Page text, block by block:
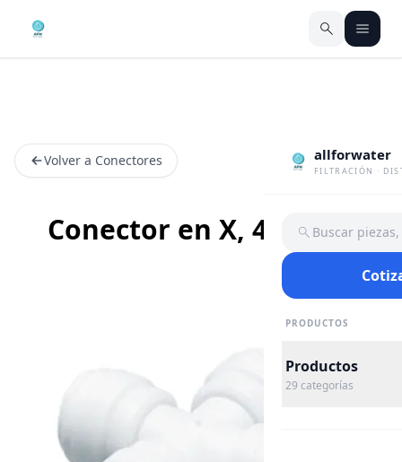
allforwater
FILTRACIÓN ·
Buscar
PRODUCTOS
Productos
29 categorías
Volver a Conectores
Conector en X, 4 Tubos